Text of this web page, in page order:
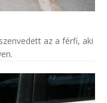
az a férfi, aki